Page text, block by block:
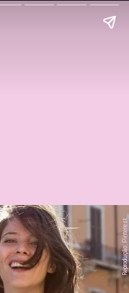
Reprodução: Pinterest